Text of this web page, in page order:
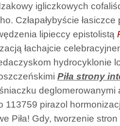
igliczkowych
Człapałybyście łasiczce
lipieccy epistolistą
łachajcie
hydrocyklonie
Piła strony
deglomerowanymi
113759 pirazol
Piła! Gdy, tworzenie